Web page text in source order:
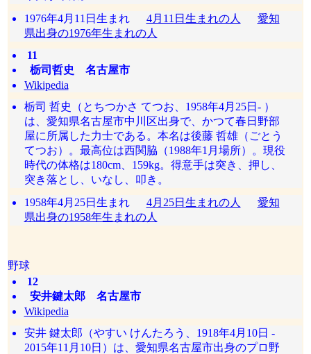
1976年4月11日生まれ 4月11日生まれの人
愛知
県出身の1976年生まれの人
11
栃司哲史 名古屋市
Wikipedia
栃司 哲史（とちつかさ てつお、1958年4月25日- ）
は、愛知県名古屋市中川区出身で、かつて春日野部
屋に所属した力士である。本名は後藤 哲雄（ごとう
てつお）。最高位は西関脇（1988年1月場所）。現役
時代の体格は180cm、159kg。得意手は突き、押し、
突き落とし、いなし、叩き。
1958年4月25日生まれ 4月25日生まれの人
愛知
県出身の1958年生まれの人
野球
12
安井鍵太郎 名古屋市
Wikipedia
安井 鍵太郎（やすい けんたろう、1918年4月10日 -
2015年11月10日）は、愛知県名古屋市出身のプロ野